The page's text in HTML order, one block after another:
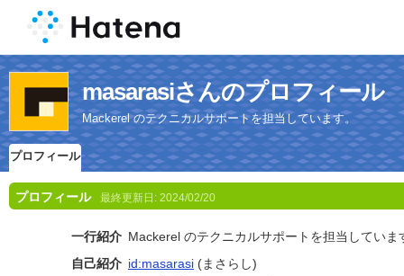
masarasiさんのプロフィール
Mackerel のテクニカルサポートを担当しています。
プロフィール
プロフィール 最終更新日: 2024/02/20
一行紹介 Mackerel のテクニカルサポートを担当していま
自己紹介 id:masarasi (まさらし)